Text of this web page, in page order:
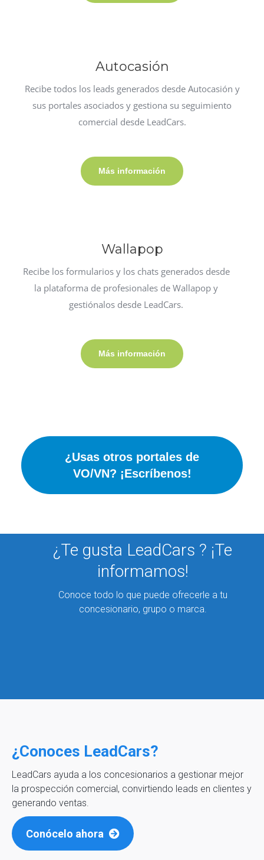
Autocasión
Recibe todos los leads generados desde Autocasión y
sus portales asociados y gestiona su seguimiento
comercial desde LeadCars.
Más información
Wallapop
Recibe los formularios y los chats generados desde
la plataforma de profesionales de Wallapop y
gestiónalos desde LeadCars.
Más información
¿Usas otros portales de
VO/VN? ¡Escríbenos!
¿Te gusta LeadCars ? ¡Te
informamos!
Conoce todo lo que puede ofrecerle a tu
concesionario, grupo o marca.
¿Conoces LeadCars?
LeadCars ayuda a los concesionarios a gestionar mejor
la prospección comercial, convirtiendo leads en clientes y
generando ventas.
Conócelo ahora